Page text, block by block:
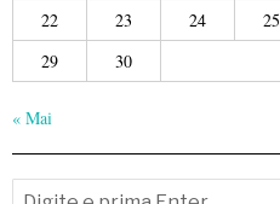
22
23 24 25
29
30
« Mai